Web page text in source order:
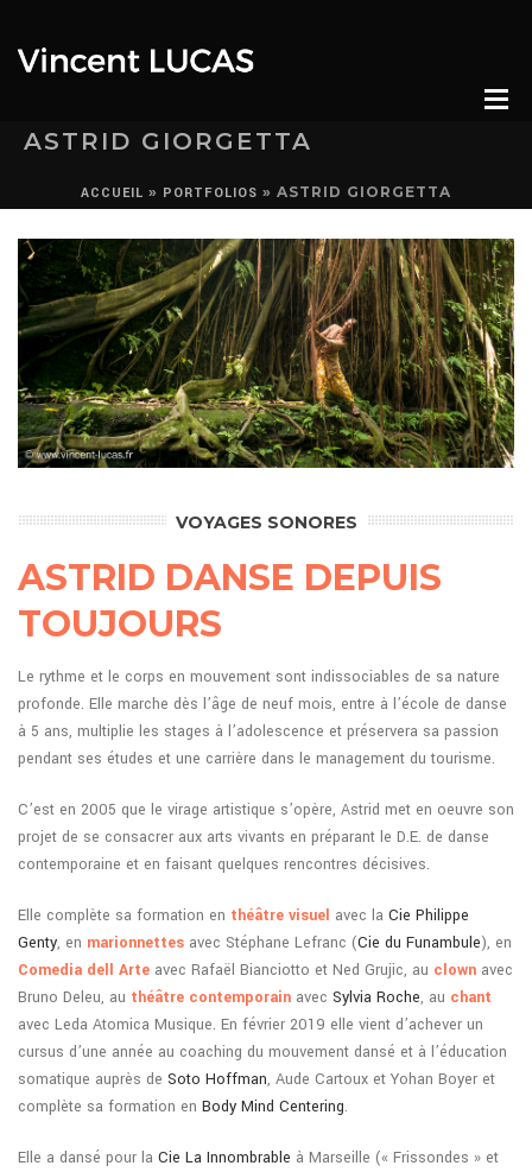
ASTRID GIORGETTA
ACCUEIL » PORTFOLIOS » ASTRID GIORGETTA
VOYAGES SONORES
ASTRID DANSE DEPUIS
TOUJOURS
Le rythme et le corps en mouvement sont indissociables de sa nature
profonde. Elle marche dès l’âge de neuf mois, entre à l’école de danse
à 5 ans, multiplie les stages à l’adolescence et préservera sa passion
pendant ses études et une carrière dans le management du tourisme.
C’est en 2005 que le virage artistique s’opère, Astrid met en oeuvre son
projet de se consacrer aux arts vivants en préparant le D.E. de danse
contemporaine et en faisant quelques rencontres décisives.
Elle complète sa formation en théâtre visuel avec la Cie Philippe
Genty, en marionnettes avec Stéphane Lefranc (Cie du Funambule), en
Comedia dell Arte avec Rafaël Bianciotto et Ned Grujic, au clown avec
Bruno Deleu, au théâtre contemporain avec Sylvia Roche, au chant
avec Leda Atomica Musique. En février 2019 elle vient d’achever un
cursus d’une année au coaching du mouvement dansé et à l’éducation
somatique auprès de Soto Hoffman, Aude Cartoux et Yohan Boyer et
complète sa formation en Body Mind Centering.
Elle a dansé pour la Cie La Innombrable à Marseille (« Frissondes » et